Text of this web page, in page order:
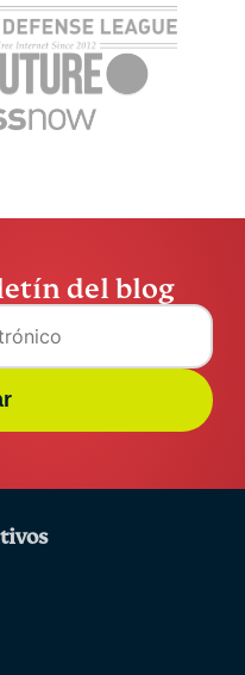
lo que hay
ellas
del blog